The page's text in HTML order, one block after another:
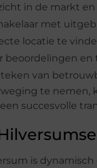
in de markt
met
locatie te
beoordelingen
van
te
succesvolle
is